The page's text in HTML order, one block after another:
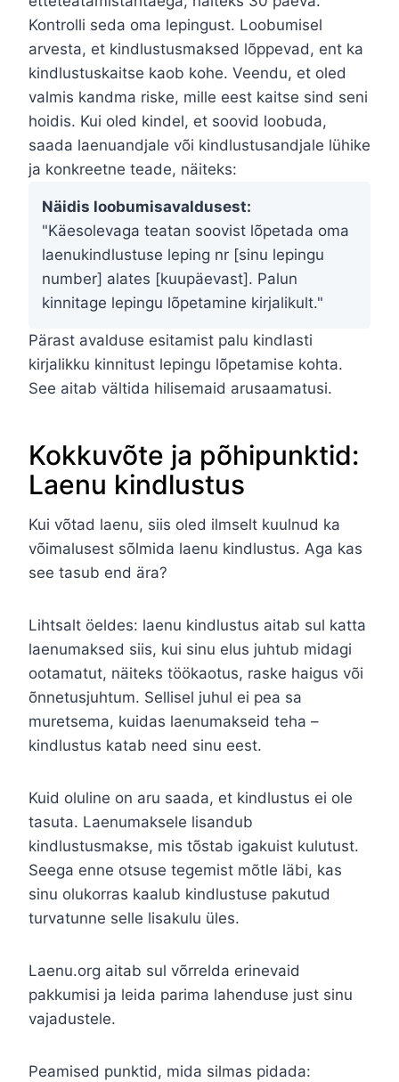
Kontrolli seda oma lepingust. Loobumisel
arvesta, et kindlustusmaksed lõppevad, ent ka
kindlustuskaitse kaob kohe. Veendu, et oled
valmis kandma riske, mille eest kaitse sind seni
hoidis. Kui oled kindel, et soovid loobuda,
saada laenuandjale või kindlustusandjale lühike
ja konkreetne teade, näiteks:
Näidis loobumisavaldusest:
"Käesolevaga teatan soovist lõpetada oma
laenukindlustuse leping nr [sinu lepingu
number] alates [kuupäevast]. Palun
kinnitage lepingu lõpetamine kirjalikult."
Pärast avalduse esitamist palu kindlasti
kirjalikku kinnitust lepingu lõpetamise kohta.
See aitab vältida hilisemaid arusaamatusi.
Kokkuvõte ja põhipunktid:
Laenu kindlustus
Kui võtad laenu, siis oled ilmselt kuulnud ka
võimalusest sõlmida laenu kindlustus. Aga kas
see tasub end ära?
Lihtsalt öeldes: laenu kindlustus aitab sul katta
laenumaksed siis, kui sinu elus juhtub midagi
ootamatut, näiteks töökaotus, raske haigus või
õnnetusjuhtum. Sellisel juhul ei pea sa
muretsema, kuidas laenumakseid teha –
kindlustus katab need sinu eest.
Kuid oluline on aru saada, et kindlustus ei ole
tasuta. Laenumaksele lisandub
kindlustusmakse, mis tõstab igakuist kulutust.
Seega enne otsuse tegemist mõtle läbi, kas
sinu olukorras kaalub kindlustuse pakutud
turvatunne selle lisakulu üles.
Laenu.org aitab sul võrrelda erinevaid
pakkumisi ja leida parima lahenduse just sinu
vajadustele.
Peamised punktid, mida silmas pidada: